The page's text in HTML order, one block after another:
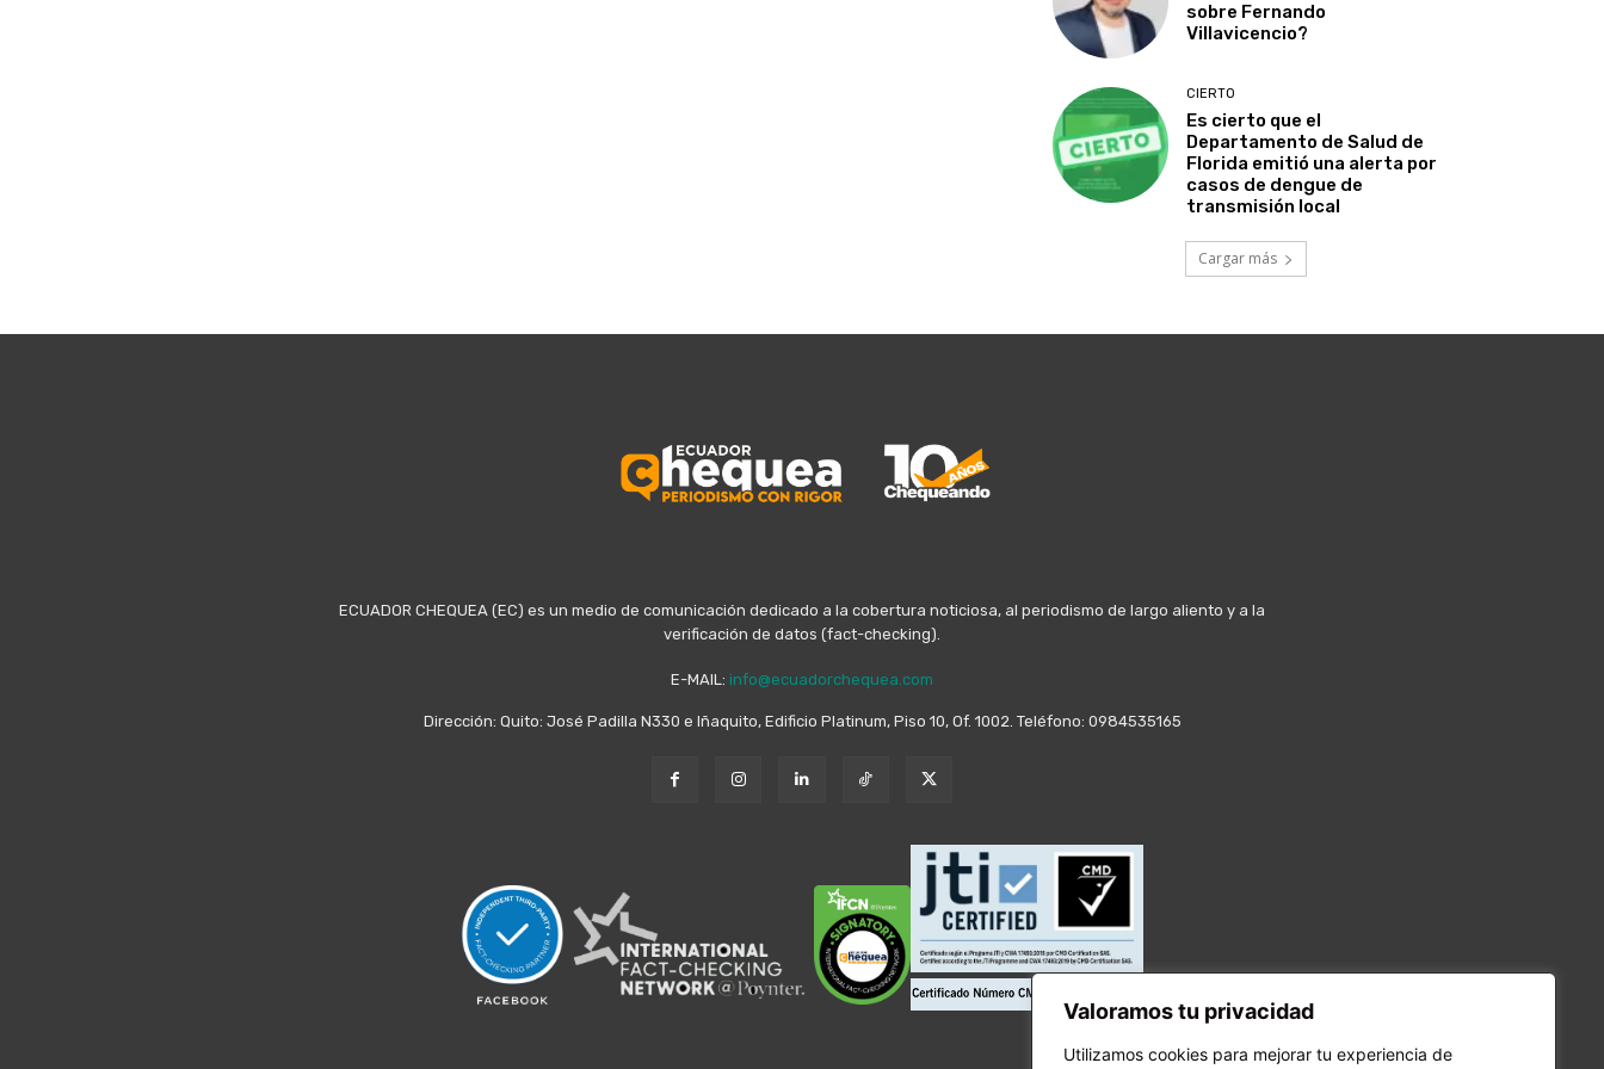
Valoramos tu privacidad
Utilizamos cookies para mejorar tu experiencia de
sobre Fernando
Villavicencio?
CIERTO
Es cierto que el
Departamento de Salud de
Florida emitió una alerta por
casos de dengue de
transmisión local
Cargar más
ECUADOR CHEQUEA (EC) es un medio de comunicación dedicado a la cobertura noticiosa, al periodismo de largo aliento y a la
verificación de datos (fact-checking).
E-MAIL: info@ecuadorchequea.com
Dirección: Quito: José Padilla N330 e Iñaquito, Edificio Platinum, Piso 10, Of. 1002. Teléfono: 0984535165